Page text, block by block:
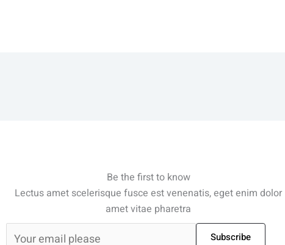
Be the first to know
Lectus amet scelerisque fusce est venenatis, eget enim dolor
amet vitae pharetra
Subscribe